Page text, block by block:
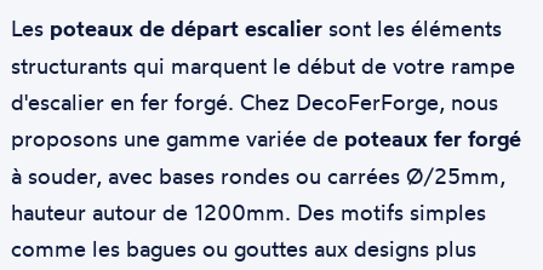
Les poteaux de départ escaliersont les éléments
structurants qui marquent le début de votre rampe
d'escalier en fer forgé. Chez DecoFerForge, nous
proposons une gamme variée de poteaux fer forgé
à souder, avec bases rondes ou carrées Ø/25mm,
hauteur autour de 1200mm. Des motifs simples
comme les bagues ou gouttes aux designs plus